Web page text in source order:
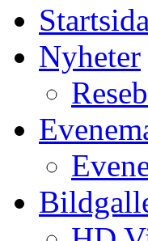
Startsida
Nyheter